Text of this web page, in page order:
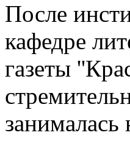
После
кафедре
газеты
занималась